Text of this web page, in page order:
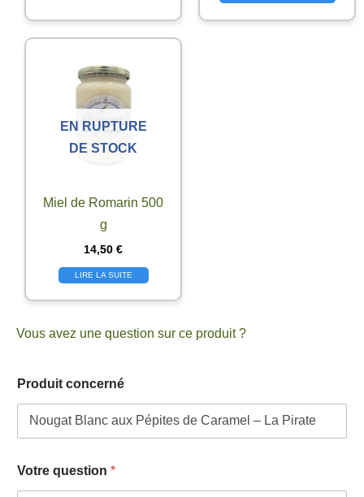
EN RUPTURE
DE STOCK
Miel de Romarin 500
g
14,50 €
LIRE LA SUITE
Vous avez une question sur ce produit ?
r
o
t
V
Produit concerné
Votre question *